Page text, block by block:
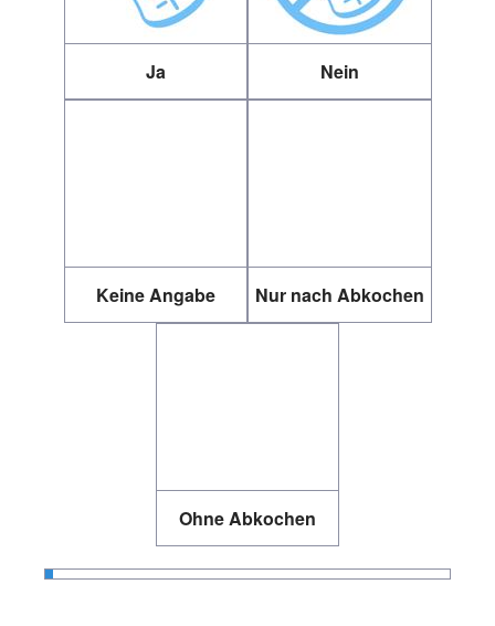
Ja Nein
Keine Angabe Nur nach Abkochen
Ohne Abkochen